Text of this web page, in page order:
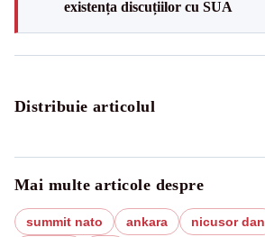
existența discuțiilor cu SUA
Distribuie articolul
Mai multe articole despre
summit nato ankara nicusor dan